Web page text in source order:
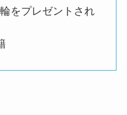
をプレゼントされ